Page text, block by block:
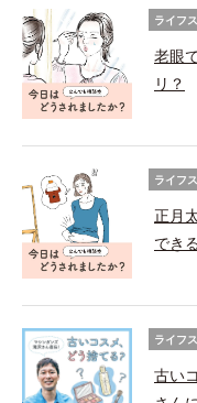
ライフ
老眼
リ？
ライフ
正月
でき
ライフ
古い